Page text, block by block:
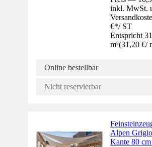
inkl. MwSt.
€*/ ST
Entspricht
m²(31,20 €/
Online bestellbar
Nicht reservierbar
Alpen
Kante 80